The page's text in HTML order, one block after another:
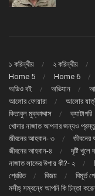
১ করিন্থীয় ২ করিন্থীয়
Home 5
Home 6
অডিও বই
অভিযান
আলোর ফোয়ারা
আলোর
কিতাবুল মুক্কাদ্দাস
ক্যাটাগরি
খোদার নাজাত আপনার জন্যও
জীবনের আহবান- ৩
জীবনের
জীবনের আহবান-৪
দৃষ্টি খুলে
নাজাত লাভের উপায় কী?- ২
প্রেরিত
বিজয় বিমূর্ত
মসীহ্ সম্বন্ধে আপনি কি চিন্তা